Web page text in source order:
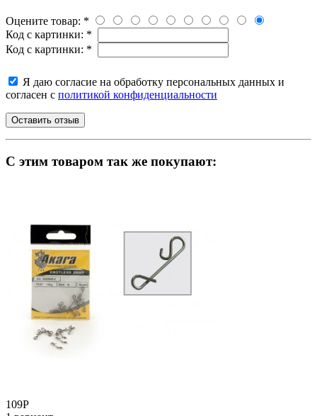
Оцените товар: *
Код с картинки: *
Код с картинки: *
Я даю согласие на обработку персональных данных и
согласен с политикой конфиденциальности
C этим товаром так же покупают:
109Р